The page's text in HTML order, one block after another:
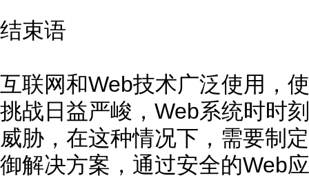
结束语
互联网和Web技术广泛使用，
挑战日益严峻，Web系统时时
威胁，在这种情况下，需要制
御解决方案，通过安全的Web